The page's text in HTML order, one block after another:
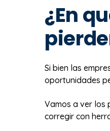
¿En
Si bien las
oportunidades
Vamos a ver los
corregir con